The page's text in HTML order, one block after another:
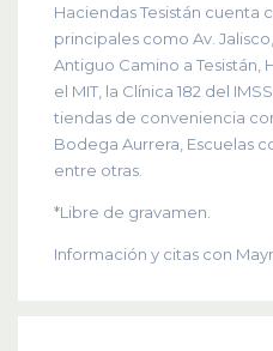
Haciendas Tesistán cuenta
principales como Av.
Antiguo Camino a
el MIT, la Clínica 182 del
tiendas de conveniencia
Bodega Aurrera, Escuelas
entre otras.
*Libre de gravamen.
Información y citas con